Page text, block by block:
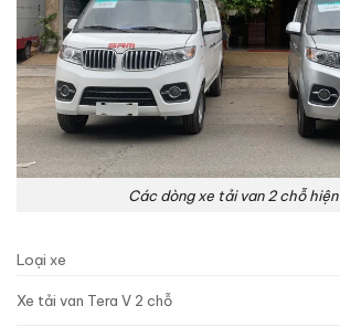
Các dòng xe tải van 2 chỗ
Loại xe
Xe tải van Tera V 2 chỗ